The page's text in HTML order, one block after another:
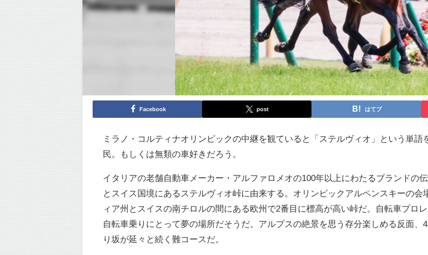
Facebook post はてブ
ミラノ・コルティナオリンピックの中継を観ていると「ステルヴィオ」という単
民。もしくは無類の車好きだろう。
イタリアの老舗自動車メーカー・アルファロメオの100年以上にわたるブランドの
とスイス国境にあるステルヴィオ峠に由来する。オリンピックアルペンスキーの
ィア州とスイスの南チロルの間にある欧州で2番目に標高が高い峠だ。自転車プロ
自転車乗りにとって夢の場所だそうだ。アルプスの絶景を思う存分楽しめる反面
り坂が延々と続く難コースだ。